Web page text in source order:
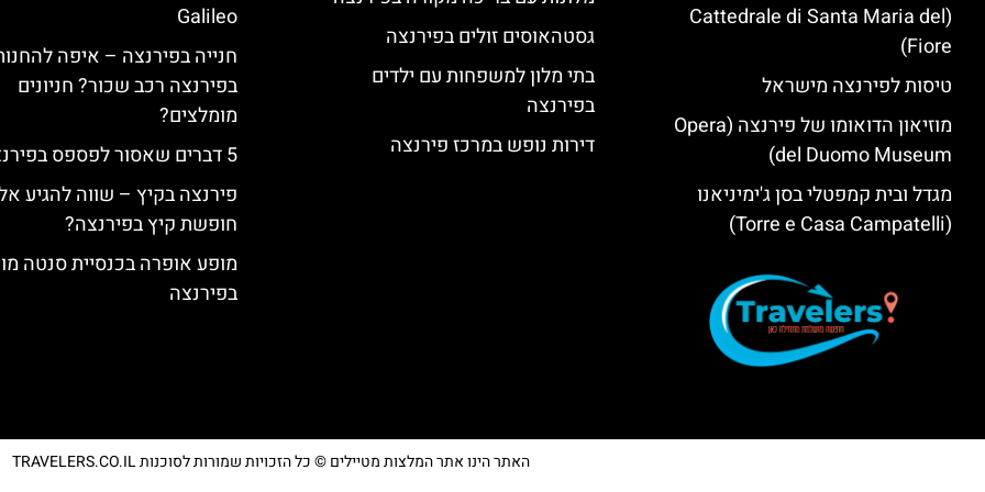
(Cattedrale di Santa Maria del
Fiore)
טיסות לפירנצה מישראל
מוזיאון הדואומו של פירנצה (Opera
del Duomo Museum)
מגדל ובית קמפטלי בסן ג'ימיניאנו
(Torre e Casa Campatelli)
גסטהאוסים זולים בפירנצה
בתי מלון למשפחות עם ילדים
בפירנצה
דירות נופש במרכז פירנצה
Galileo
חנייה בפירנצה – איפה
בפירנצה רכב שכור? חניונים
מומלצים?
5 דברים שאסור לפספס בפירנצה
פירנצה בקיץ – שווה להגיע
חופשת קיץ בפירנצה?
מופע אופרה בכנסיית סנטה
בפירנצה
האתר הינו אתר המלצות מטיילים © כל הזכויות שמורות לסוכנות TRAVELERS.CO.IL